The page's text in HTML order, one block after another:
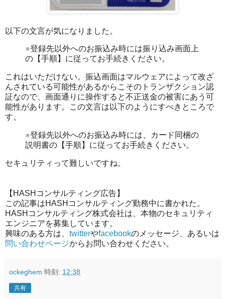
以下の文言が気になりました。
※登録先以外へのお振込み時には振り込み画面上
の【手順】に従ってお手続きください。
これはいただけない。振込画面はマルウェアによって改ざ
んされている可能性があるからこそのトランザクション認
証なので、画面通りに操作すると不正送金の被害にあう可
能性があります。この文言は以下のようにすべきところで
す。
※登録先以外へのお振込み時には、カード同梱の
説明書の【手順】に従ってお手続きください。
セキュリティって難しいですね。
【HASHコンサルティング広告】
この記事はHASHコンサルティング勤務中に書かれた。
HASHコンサルティング株式会社は、本物のセキュリティ
エンジニアを募集しています。
興味のある方は、 twitterやfacebookのメッセージ、あるいは
問い合わせページからお問い合わせください。
ockeghem 時刻: 12:38
共有